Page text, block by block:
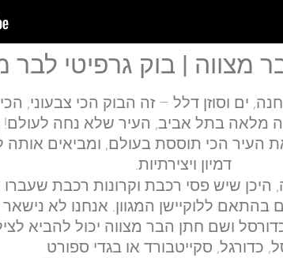
מצווה | בוק גרפיטי לבר
ים וסוזן דלל – זה הבוק הכי צבעוני,
בתל אביב, העיר שלא נחה לעולם!
העיר הכי תוססת בעולם, ומביאים אותה
דמיון ויצירתיות.
שיש פסי רכבת וקרונות רכבת שעברו
בהתאם ללוקיישן המגוון. אנחנו לא
ושם חתן הבר מצווה יכול להביא
כדורגל, סקייטבורד או בגדי ספורט